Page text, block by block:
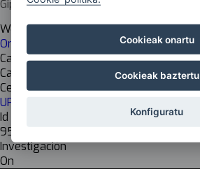
Gipuzkoa
Web del centro
Onekin
Cargo del responsable
Catedrático de Universidad
Centro de investigación
UPV EHU Informática
Id Inkesta
952
Investigación
On
Cookieak onartu
Cookieak baztertu
Konfiguratu